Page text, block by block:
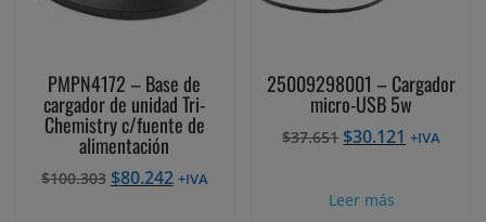
PMPN4172 – Base de
cargador de unidad Tri-
Chemistry c/fuente de
alimentación
$100.303 El
$80.242El+IVA
25009298001 – Cargador
micro-USB 5w
$37.651 El
era:
$30.121 El
+IVA
Leer más